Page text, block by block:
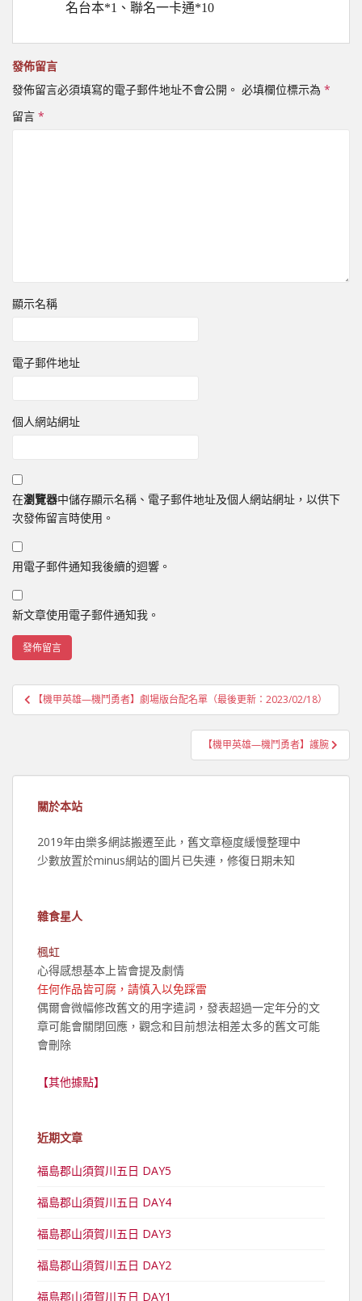
名台本*1、聯名一卡通*10
發佈留言
發佈留言必須填寫的電子郵件地址不會公開。 必填欄位標示為 *
留言 *
顯示名稱
電子郵件地址
個人網站網址
在瀏覽器中儲存顯示名稱、電子郵件地址及個人網站網址，以供下
次發佈留言時使用。
用電子郵件通知我後續的迴響。
新文章使用電子郵件通知我。
文
章
【機甲英雄—機鬥勇者】劇場版台配名單（最後更新：2023/02/18）
【機甲英雄—機鬥勇者】護腕
關於本站
2019年由樂多網誌搬遷至此，舊文章極度緩慢整理中
少數放置於minus網站的圖片已失連，修復日期未知
雜食星人
楓虹
心得感想基本上皆會提及劇情
任何作品皆可腐，請慎入以免踩雷
偶爾會微幅修改舊文的用字遣詞，發表超過一定年分的文
章可能會關閉回應，觀念和目前想法相差太多的舊文可能
會刪除
【其他據點】
近期文章
福島郡山須賀川五日 DAY5
福島郡山須賀川五日 DAY4
福島郡山須賀川五日 DAY3
福島郡山須賀川五日 DAY2
福島郡山須賀川五日 DAY1